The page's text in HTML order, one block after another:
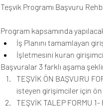
Teşvik Programı Başvuru
Program kapsamında
İş Planını tamamlayan
İşletmesini kuran
Başvuralar 3 farklı aşama
TEŞVİK ÖN BAŞVURU
isteyen girişimciler için
TEŞVİK TALEP FORMU